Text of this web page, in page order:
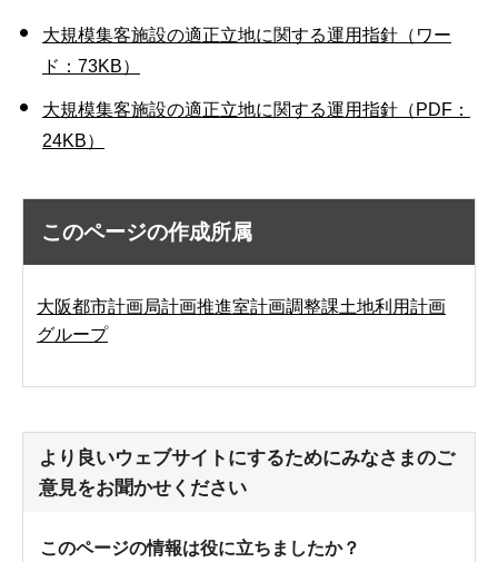
大規模集客施設の適正立地に関する運用指針（ワー
ド：73KB）
大規模集客施設の適正立地に関する運用指針（PDF：
24KB）
このページの作成所属
大阪都市計画局計画推進室計画調整課土地利用計画
グループ
より良いウェブサイトにするためにみなさまのご
意見をお聞かせください
このページの情報は役に立ちましたか？